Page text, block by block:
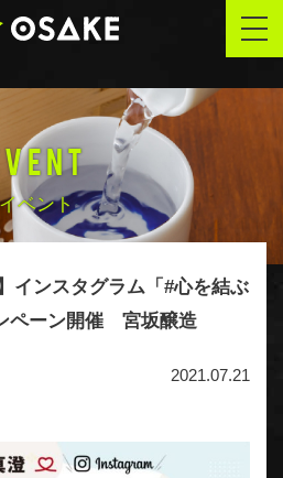
イベント
インスタグラム「#心を結ぶ
ペーン開催 宮坂醸造
2021.07.21